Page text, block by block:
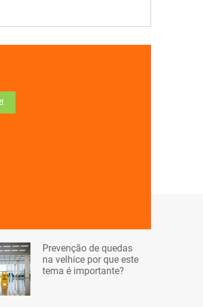
Prevenção de quedas
na velhice por que este
tema é importante?